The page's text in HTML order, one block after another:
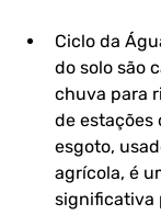
Ciclo da
do solo são
chuva para
de estações
esgoto,
agrícola, é
significativa